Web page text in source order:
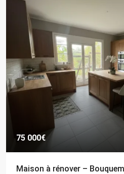
75 000€
Maison à rénover –